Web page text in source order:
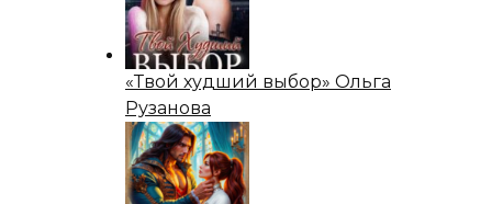
«Твой худший выбор» Ольга
Рузанова